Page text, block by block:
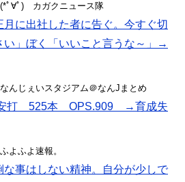
ﾟ∀ﾟ)ゞカガクニュース隊
月に出社した者に告ぐ。今すぐ切
い」ぼく「いいこと言うな～」→
んじぇいスタジアム＠なんJまとめ
打 525本 OPS.909 →育成失
よふよ速報。
な事はしない精神。自分が少しで